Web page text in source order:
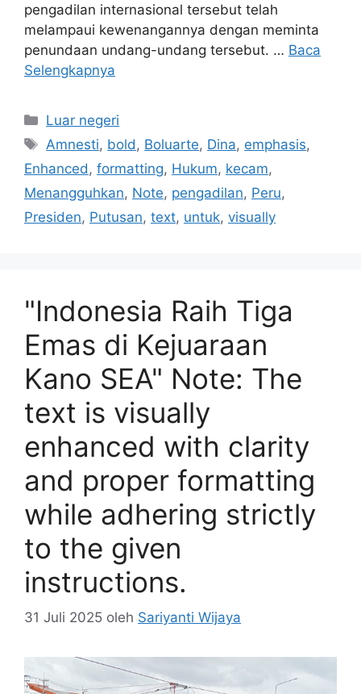
pengadilan internasional tersebut telah
melampaui kewenangannya dengan meminta
penundaan undang-undang tersebut. … Baca
Selengkapnya
Kategori
Luar negeri
Tag
Amnesti, bold , Boluarte, Dina, emphasis,
Enhanced , formatting, Hukum, kecam,
Menangguhkan, Note, pengadilan, Peru,
Presiden, Putusan, text, untuk, visually
"Indonesia Raih Tiga
Emas di Kejuaraan
Kano SEA" Note: The
text is visually
enhanced with clarity
and proper formatting
while adhering strictly
to the given
instructions.
31 Juli 2025 oleh Sariyanti Wijaya